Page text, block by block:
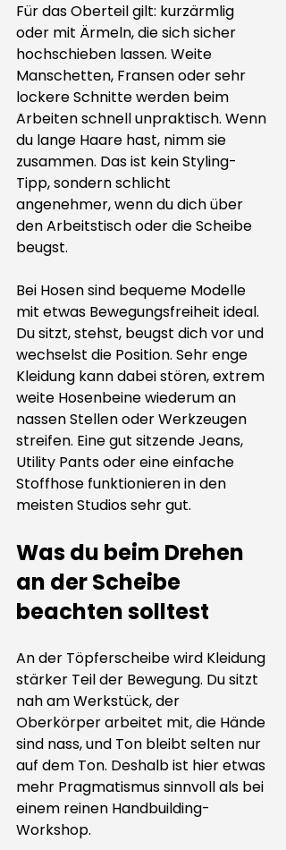
Für das Oberteil gilt: kurzärmlig
oder mit Ärmeln, die sich sicher
hochschieben lassen. Weite
Manschetten, Fransen oder sehr
lockere Schnitte werden beim
Arbeiten schnell unpraktisch. Wenn
du lange Haare hast, nimm sie
zusammen. Das ist kein Styling-
Tipp, sondern schlicht
angenehmer, wenn du dich über
den Arbeitstisch oder die Scheibe
beugst.
Bei Hosen sind bequeme Modelle
mit etwas Bewegungsfreiheit ideal.
Du sitzt, stehst, beugst dich vor und
wechselst die Position. Sehr enge
Kleidung kann dabei stören, extrem
weite Hosenbeine wiederum an
nassen Stellen oder Werkzeugen
streifen. Eine gut sitzende Jeans,
Utility Pants oder eine einfache
Stoffhose funktionieren in den
meisten Studios sehr gut.
Was du beim Drehen
an der Scheibe
beachten solltest
An der Töpferscheibe wird Kleidung
stärker Teil der Bewegung. Du sitzt
nah am Werkstück, der
Oberkörper arbeitet mit, die Hände
sind nass, und Ton bleibt selten nur
auf dem Ton. Deshalb ist hier etwas
mehr Pragmatismus sinnvoll als bei
einem reinen Handbuilding-
Workshop.